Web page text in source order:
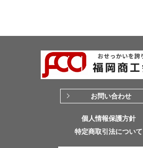
お問い合わせ
個人情報保護方針
特定商取引法について